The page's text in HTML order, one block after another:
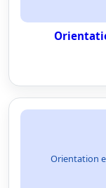
Orientation